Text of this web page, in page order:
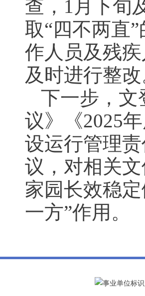
查，1月下旬
取“四不两直
作人员及残
及时进行整改
下一步，文
议》《2025
设运行管理
议，对相关
家园长效稳
一方”作用。